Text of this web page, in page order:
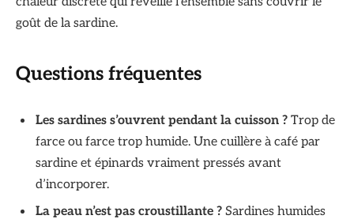
goût de la sardine.
Questions fréquentes
Les sardines s’ouvrent pendant la cuisson ? Trop de
farce ou farce trop humide. Une cuillère à café par
sardine et épinards vraiment pressés avant
d’incorporer.
La peau n’est pas croustillante ? Sardines humides